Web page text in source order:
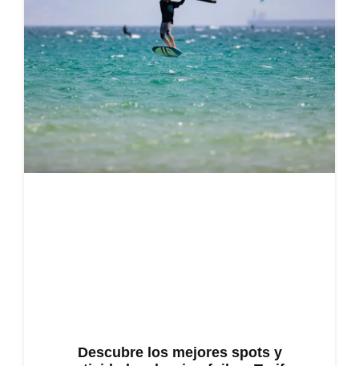
Descubre los mejores spots y